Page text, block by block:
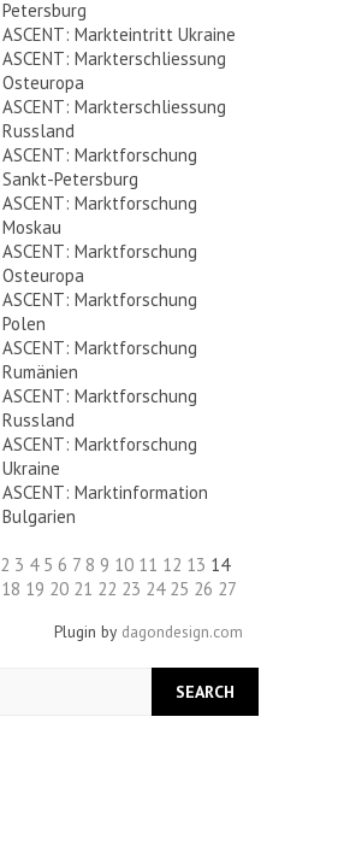
Petersburg
ASCENT: Markteintritt Ukraine
ASCENT: Markterschliessung
Osteuropa
ASCENT: Markterschliessung
Russland
ASCENT: Marktforschung
Sankt-Petersburg
ASCENT: Marktforschung
Moskau
ASCENT: Marktforschung
Osteuropa
ASCENT: Marktforschung
Polen
ASCENT: Marktforschung
Rumänien
ASCENT: Marktforschung
Russland
ASCENT: Marktforschung
Ukraine
ASCENT: Marktinformation
Bulgarien
2 3 4 5 6 7 8 9 10 11 12 13 14
18 19 20 21 22 23 24 25 26 27
Plugin by dagondesign.com